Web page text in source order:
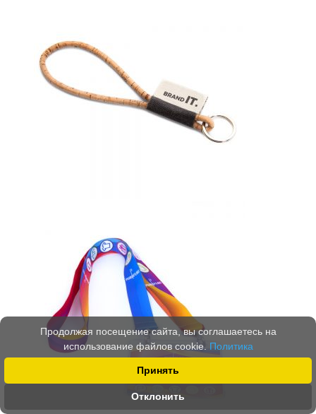
Принять
Отклонить
Продолжая посещение сайта, вы соглашаетесь на
использование файлов cookie. Политика